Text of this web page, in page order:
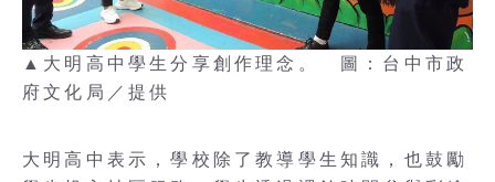
▲大明高中學生分享創作理念。 圖：台中市政
府文化局／提供
大明高中表示，學校除了教導學生知識，也鼓勵